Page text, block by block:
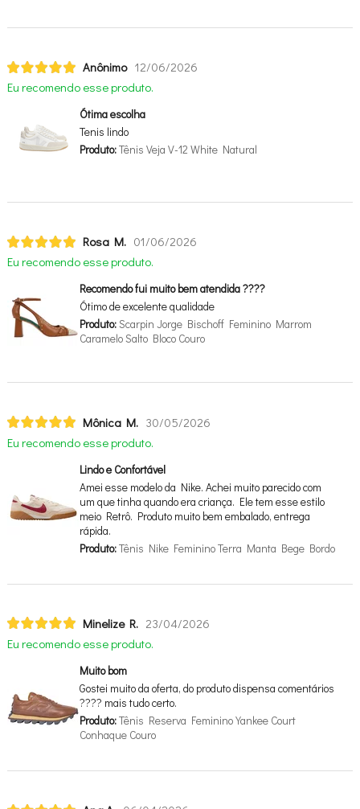
Anônimo 12/06/2026
Eu recomendo esse produto.
Ótima escolha
Tenis lindo
Produto:Tênis Veja V-12 White Natural
Rosa M. 01/06/2026
Eu recomendo esse produto.
Recomendo fui muito bem atendida ????
Ótimo de excelente qualidade
Produto:Scarpin Jorge Bischoff Feminino Marrom
Caramelo Salto Bloco Couro
Mônica M. 30/05/2026
Eu recomendo esse produto.
Lindo e Confortável
Amei esse modelo da Nike. Achei muito parecido com
um que tinha quando era criança. Ele tem esse estilo
meio Retrô. Produto muito bem embalado, entrega
rápida.
Produto:Tênis Nike Feminino Terra Manta Bege Bordo
Minelize R. 23/04/2026
Eu recomendo esse produto.
Muito bom
Gostei muito da oferta, do produto dispensa comentários
???? mais tudo certo.
Produto:Tênis Reserva Feminino Yankee Court
Conhaque Couro